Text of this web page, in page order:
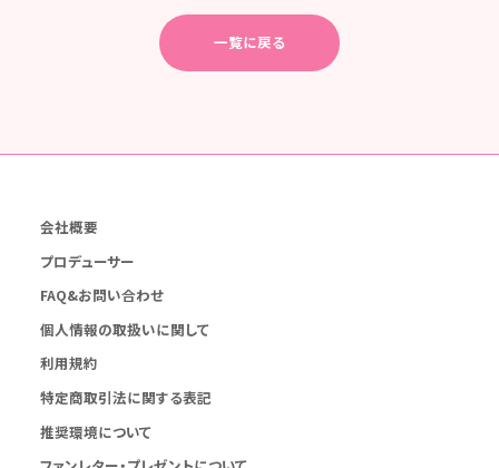
一覧に戻る
会社概要
プロデューサー
FAQ&お問い合わせ
個人情報の取扱いに関して
利用規約
特定商取引法に関する表記
推奨環境について